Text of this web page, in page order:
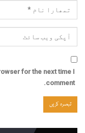
for the next time I
comment.